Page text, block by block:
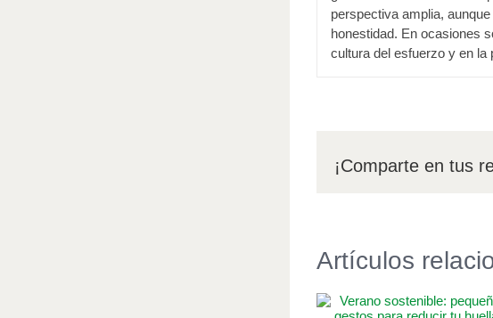
perspectiva amplia,
honestidad. En ocasiones
cultura del esfuerzo y en
¡Comparte en tus
Artículos